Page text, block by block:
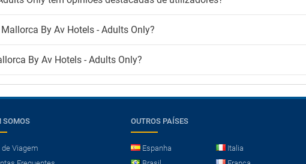
By Av Hotels - Adults Only?
By Av Hotels - Adults Only?
SOMOS
de Viagem
OUTROS PAÍSES
Espanha
Italia